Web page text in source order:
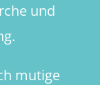
und
mutige